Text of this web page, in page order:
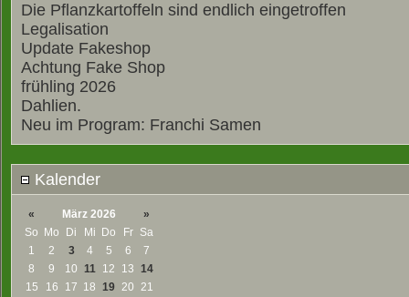
Die Pflanzkartoffeln sind endlich eingetroffen
Legalisation
Update Fakeshop
Achtung Fake Shop
frühling 2026
Dahlien.
Neu im Program: Franchi Samen
Kalender
« März 2026
»
So Mo Di Mi Do Fr
Sa
1
2 3 4 5 6
7
8
9 10 11 12 13 14
15
16 17 18 19 20 21